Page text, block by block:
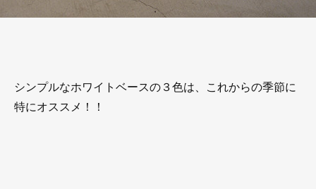
シンプルなホワイトベースの３色は、これからの季節に
特にオススメ！！